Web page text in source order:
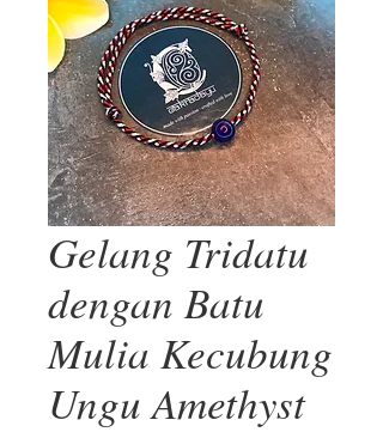
Gelang Tridatu
dengan Batu
Mulia Kecubung
Ungu Amethyst